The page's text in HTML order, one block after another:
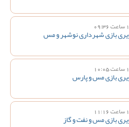
بازی شهرداری نوشهر و مس
بازی مس و پارس
بازی مس و نفت و گاز